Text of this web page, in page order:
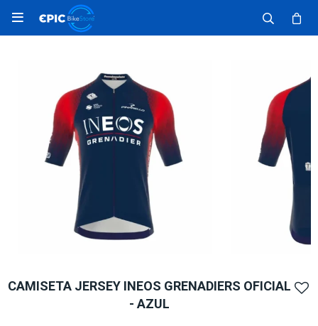

CAMISETA JERSEY INEOS GRENADIERS OFICIAL
- AZUL